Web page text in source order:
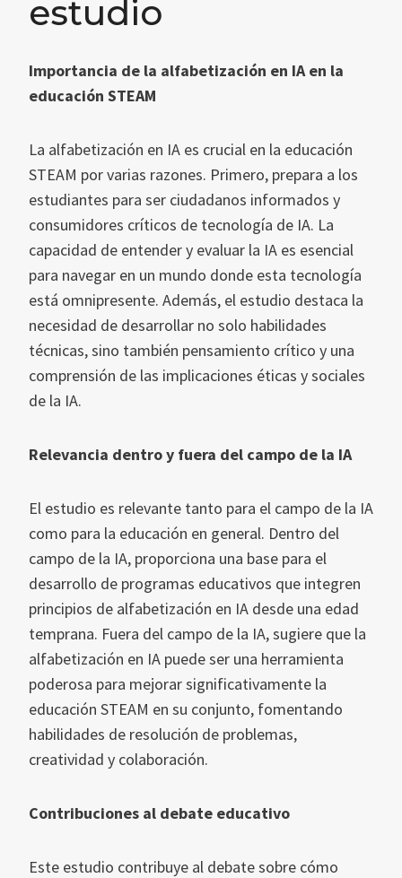
estudio
Importancia de la alfabetización en IA en la
educación STEAM
La alfabetización en IA es crucial en la educación
STEAM por varias razones. Primero, prepara a los
estudiantes para ser ciudadanos informados y
consumidores críticos de tecnología de IA. La
capacidad de entender y evaluar la IA es esencial
para navegar en un mundo donde esta tecnología
está omnipresente. Además, el estudio destaca la
necesidad de desarrollar no solo habilidades
técnicas, sino también pensamiento crítico y una
comprensión de las implicaciones éticas y sociales
de la IA.
Relevancia dentro y fuera del campo de la IA
El estudio es relevante tanto para el campo de la IA
como para la educación en general. Dentro del
campo de la IA, proporciona una base para el
desarrollo de programas educativos que integren
principios de alfabetización en IA desde una edad
temprana. Fuera del campo de la IA, sugiere que la
alfabetización en IA puede ser una herramienta
poderosa para mejorar significativamente la
educación STEAM en su conjunto, fomentando
habilidades de resolución de problemas,
creatividad y colaboración.
Contribuciones al debate educativo
Este estudio contribuye al debate sobre cómo